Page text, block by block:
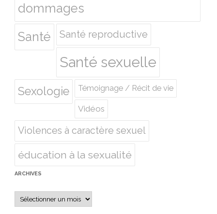
dommages
Santé
Santé reproductive
Santé sexuelle
Sexologie Témoignage / Récit de vie
Vidéos
Violences à caractère sexuel
éducation à la sexualité
ARCHIVES
Archives